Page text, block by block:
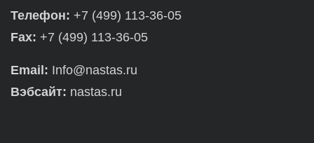
Телефон: +7 (499) 113-36-05
Fax: +7 (499) 113-36-05
Email: Info@nastas.ru
Вэбсайт: nastas.ru